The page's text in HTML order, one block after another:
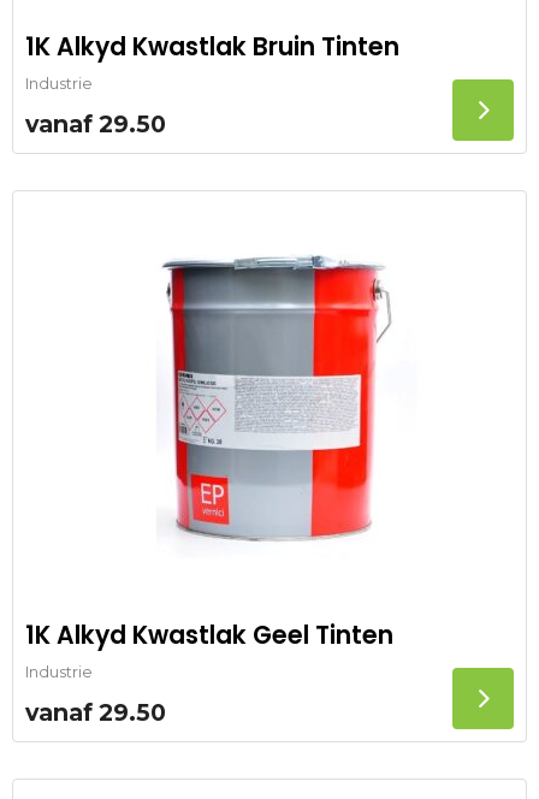
1K Alkyd Kwastlak Bruin Tinten
Industrie
vanaf 29.50
1K Alkyd Kwastlak Geel Tinten
Industrie
vanaf 29.50